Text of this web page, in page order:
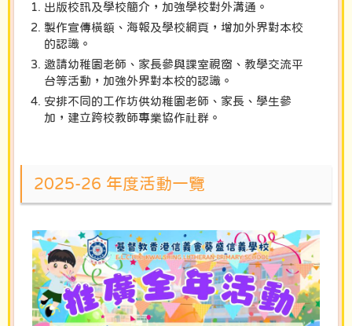
出版校訊及學校簡介，加強學校對外溝通。
製作宣傳橫額、海報及學校網頁，增加外界對本校
的認識。
邀請幼稚園老師、家長參與課室視窗、教學交流平
台等活動，加強外界對本校的認識。
安排不同的工作坊供幼稚園老師、家長、學生參
加，建立跨校教師專業協作社群。
2025-26 年度活動一覽